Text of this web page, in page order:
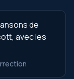
de
avec les